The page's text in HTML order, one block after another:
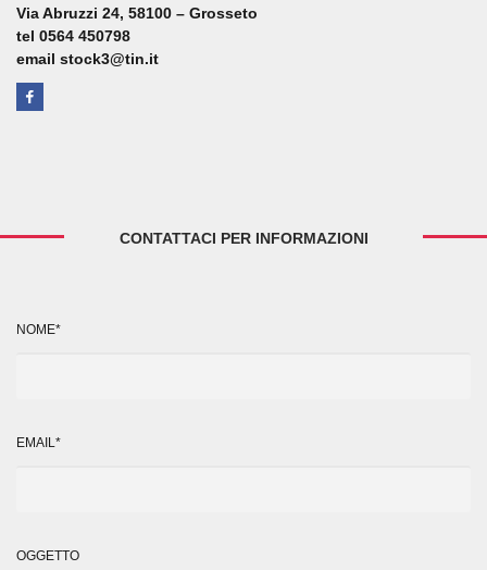
Via Abruzzi 24, 58100 – Grosseto
tel 0564 450798
email stock3@tin.it
CONTATTACI PER INFORMAZIONI
NOME*
EMAIL*
OGGETTO